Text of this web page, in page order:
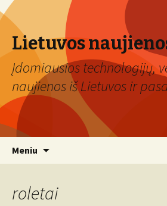
Lietuvos
Įdomiausios technologijų,
naujienos iš Lietuvos ir
Meniu
roletai